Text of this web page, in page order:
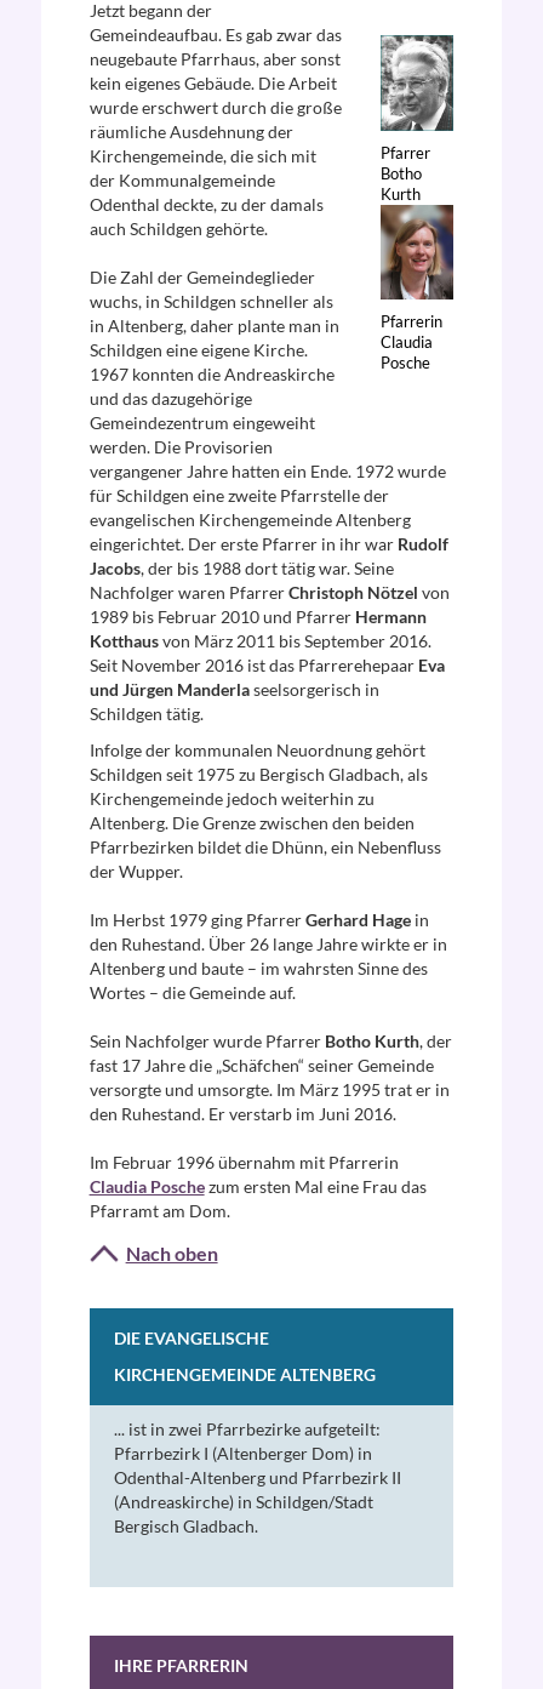
Pfarrer
Botho
Kurth
Pfarrerin
Claudia
Posche
Jetzt begann der
Gemeindeaufbau. Es gab zwar das
neugebaute Pfarrhaus, aber sonst
kein eigenes Gebäude. Die Arbeit
wurde erschwert durch die große
räumliche Ausdehnung der
Kirchengemeinde, die sich mit
der Kommunalgemeinde
Odenthal deckte, zu der damals
auch Schildgen gehörte.
Die Zahl der Gemeindeglieder
wuchs, in Schildgen schneller als
in Altenberg, daher plante man in
Schildgen eine eigene Kirche.
1967 konnten die Andreaskirche
und das dazugehörige
Gemeindezentrum eingeweiht
werden. Die Provisorien
vergangener Jahre hatten ein Ende. 1972 wurde
für Schildgen eine zweite Pfarrstelle der
evangelischen Kirchengemeinde Altenberg
eingerichtet. Der erste Pfarrer in ihr war Rudolf
Jacobs, der bis 1988 dort tätig war. Seine
Nachfolger waren PfarrerChristoph Nötzel von
1989 bis Februar 2010 und Pfarrer Hermann
Kotthausvon März 2011 bis September 2016.
Seit November 2016 ist das Pfarrerehepaar Eva
und Jürgen Manderlaseelsorgerisch in
Schildgen tätig.
Infolge der kommunalen Neuordnung gehört
Schildgen seit 1975 zu Bergisch Gladbach, als
Kirchengemeinde jedoch weiterhin zu
Altenberg. Die Grenze zwischen den beiden
Pfarrbezirken bildet die Dhünn, ein Nebenfluss
der Wupper.
Im Herbst 1979 ging PfarrerGerhard Hagein
den Ruhestand. Über 26 lange Jahre wirkte er in
Altenberg und baute – im wahrsten Sinne des
Wortes – die Gemeinde auf.
Sein Nachfolger wurde Pfarrer Botho Kurth, der
fast 17 Jahre die „Schäfchen“ seiner Gemeinde
versorgte und umsorgte. Im März 1995 trat er in
den Ruhestand. Er verstarb im Juni 2016.
Im Februar 1996 übernahm mit Pfarrerin
Claudia Poschezum ersten Mal eine Frau das
Pfarramt am Dom.
Nach oben
DIE EVANGELISCHE
KIRCHENGEMEINDE ALTENBERG
... ist in zwei Pfarrbezirke aufgeteilt:
Pfarrbezirk I (Altenberger Dom) in
Odenthal-Altenberg und Pfarrbezirk II
(Andreaskirche) in Schildgen/Stadt
Bergisch Gladbach.
IHRE PFARRERIN